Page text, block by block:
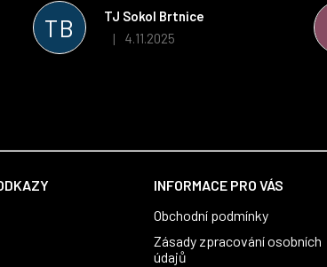
TB
TJ Sokol Brtnice
Hodnocení obchodu je 5 z 5 hvězdiček.
| 4.11.2025
velmi kvalitní a příjemné na nošení. Velmi
oceňujeme také vytvoření klubového e-shopu,
který je perfektně zpracovaný a výrazně nám
INFORMACE PRO VÁS
Obchodní podmínky
Zásady zpracování osobních
údajů